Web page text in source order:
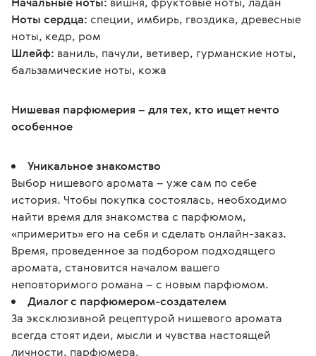
Ноты сердца: специи, имбирь, гвоздика, древесные
ноты, кедр, ром
Шлейф: ваниль, пачули, ветивер, гурманские ноты,
бальзамические ноты, кожа
Нишевая парфюмерия – для тех, кто ищет нечто
особенное
Уникальное знакомство
Выбор нишевого аромата – уже сам по себе
история. Чтобы покупка состоялась, необходимо
найти время для знакомства с парфюмом,
«примерить» его на себя и сделать онлайн-заказ.
Время, проведенное за подбором подходящего
аромата, становится началом вашего
неповторимого романа – с новым парфюмом.
Диалог с парфюмером-создателем
За эксклюзивной рецептурой нишевого аромата
всегда стоят идеи, мысли и чувства настоящей
личности, парфюмера.